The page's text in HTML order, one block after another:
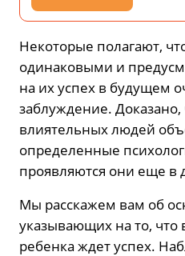
Некоторые полагают,
одинаковыми и
на их успех в будущем
заблуждение.
влиятельных людей
определенные
проявляются они еще в
Мы расскажем вам об
указывающих на то,
ребенка ждет успех.